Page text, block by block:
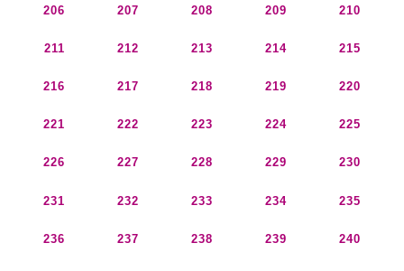
206 207 208 209 210
211 212 213 214 215
216 217 218 219 220
221 222 223 224 225
226 227 228 229 230
231 232 233 234 235
236 237 238 239 240